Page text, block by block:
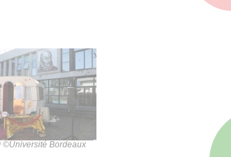
©Université Bordeaux